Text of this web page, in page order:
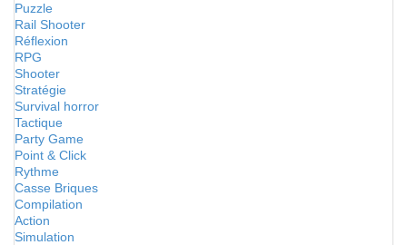
Puzzle
Rail Shooter
Réflexion
RPG
Shooter
Stratégie
Survival horror
Tactique
Party Game
Point & Click
Rythme
Casse Briques
Compilation
Action
Simulation